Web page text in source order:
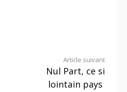
Article suivant
Nul Part, ce si
lointain pays